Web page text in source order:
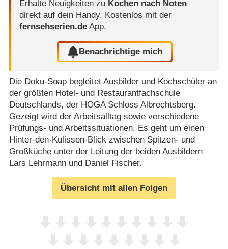
Erhalte Neuigkeiten zu Kochen nach Noten
direkt auf dein Handy. Kostenlos mit der
fernsehserien.deApp.
Benachrichtige mich
Die Doku-Soap begleitet Ausbilder und Kochschüler an
der größten Hotel- und Restaurantfachschule
Deutschlands, der HOGA Schloss Albrechtsberg.
Gezeigt wird der Arbeitsalltag sowie verschiedene
Prüfungs- und Arbeitssituationen. Es geht um einen
Hinter-den-Kulissen-Blick zwischen Spitzen- und
Großküche unter der Leitung der beiden Ausbildern
Lars Lehrmann und Daniel Fischer.
Übersicht mit allen Folgen